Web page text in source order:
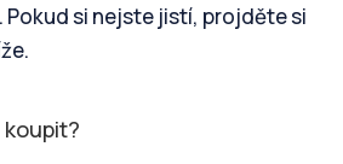
. Pokud si nejste jistí, projděte si
koupit?